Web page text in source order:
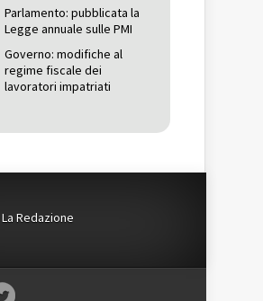
Parlamento: pubblicata la
Legge annuale sulle PMI
Governo: modifiche al
regime fiscale dei
lavoratori impatriati
La Redazione